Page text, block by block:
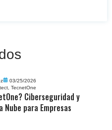
03/25/2026
,TecnetOne
Ciberseguridad y
Nube para Empresas